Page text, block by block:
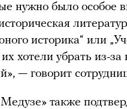
нужно было особое
историка“ или
хотели убрать из-за
— говорит
также